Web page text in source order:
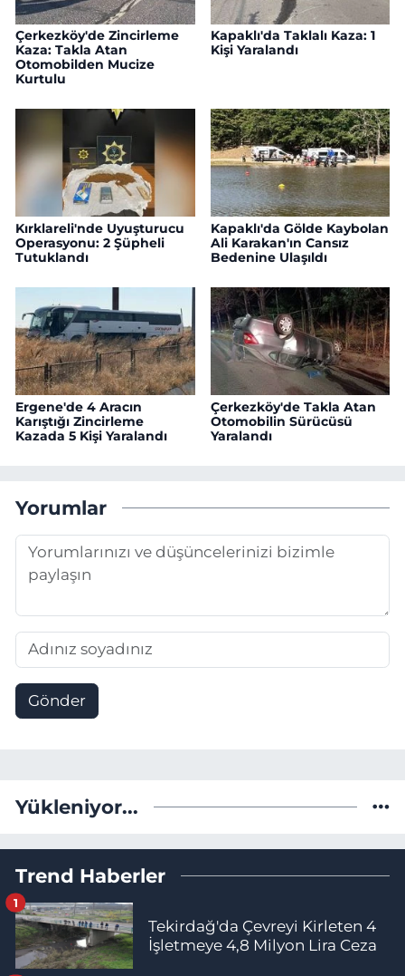
Çerkezköy'de Zincirleme
Kaza: Takla Atan
Otomobilden Mucize
Kurtulu
Kapaklı'da Taklalı Kaza: 1
Kişi Yaralandı
Kırklareli'nde Uyuşturucu
Operasyonu: 2 Şüpheli
Tutuklandı
Kapaklı'da Gölde Kaybolan
Ali Karakan'ın Cansız
Bedenine Ulaşıldı
Ergene'de 4 Aracın
Karıştığı Zincirleme
Kazada 5 Kişi Yaralandı
Çerkezköy'de Takla Atan
Otomobilin Sürücüsü
Yaralandı
Yorumlar
Gönder
Yükleniyor...
Trend Haberler
Tekirdağ'da Çevreyi Kirleten 4
İşletmeye 4,8 Milyon Lira Ceza
1